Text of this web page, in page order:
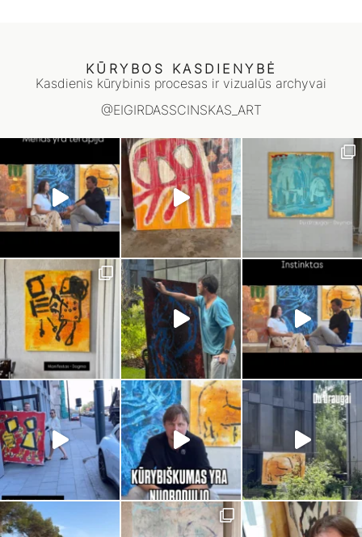
KŪRYBOS KASDIENYBĖ
Kasdienis kūrybinis procesas ir vizualūs archyvai
@EIGIRDASSCINSKAS_ART